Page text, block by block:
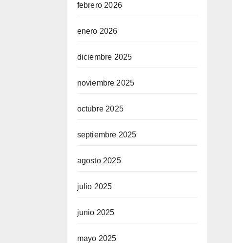
febrero 2026
enero 2026
diciembre 2025
noviembre 2025
octubre 2025
septiembre 2025
agosto 2025
julio 2025
junio 2025
mayo 2025